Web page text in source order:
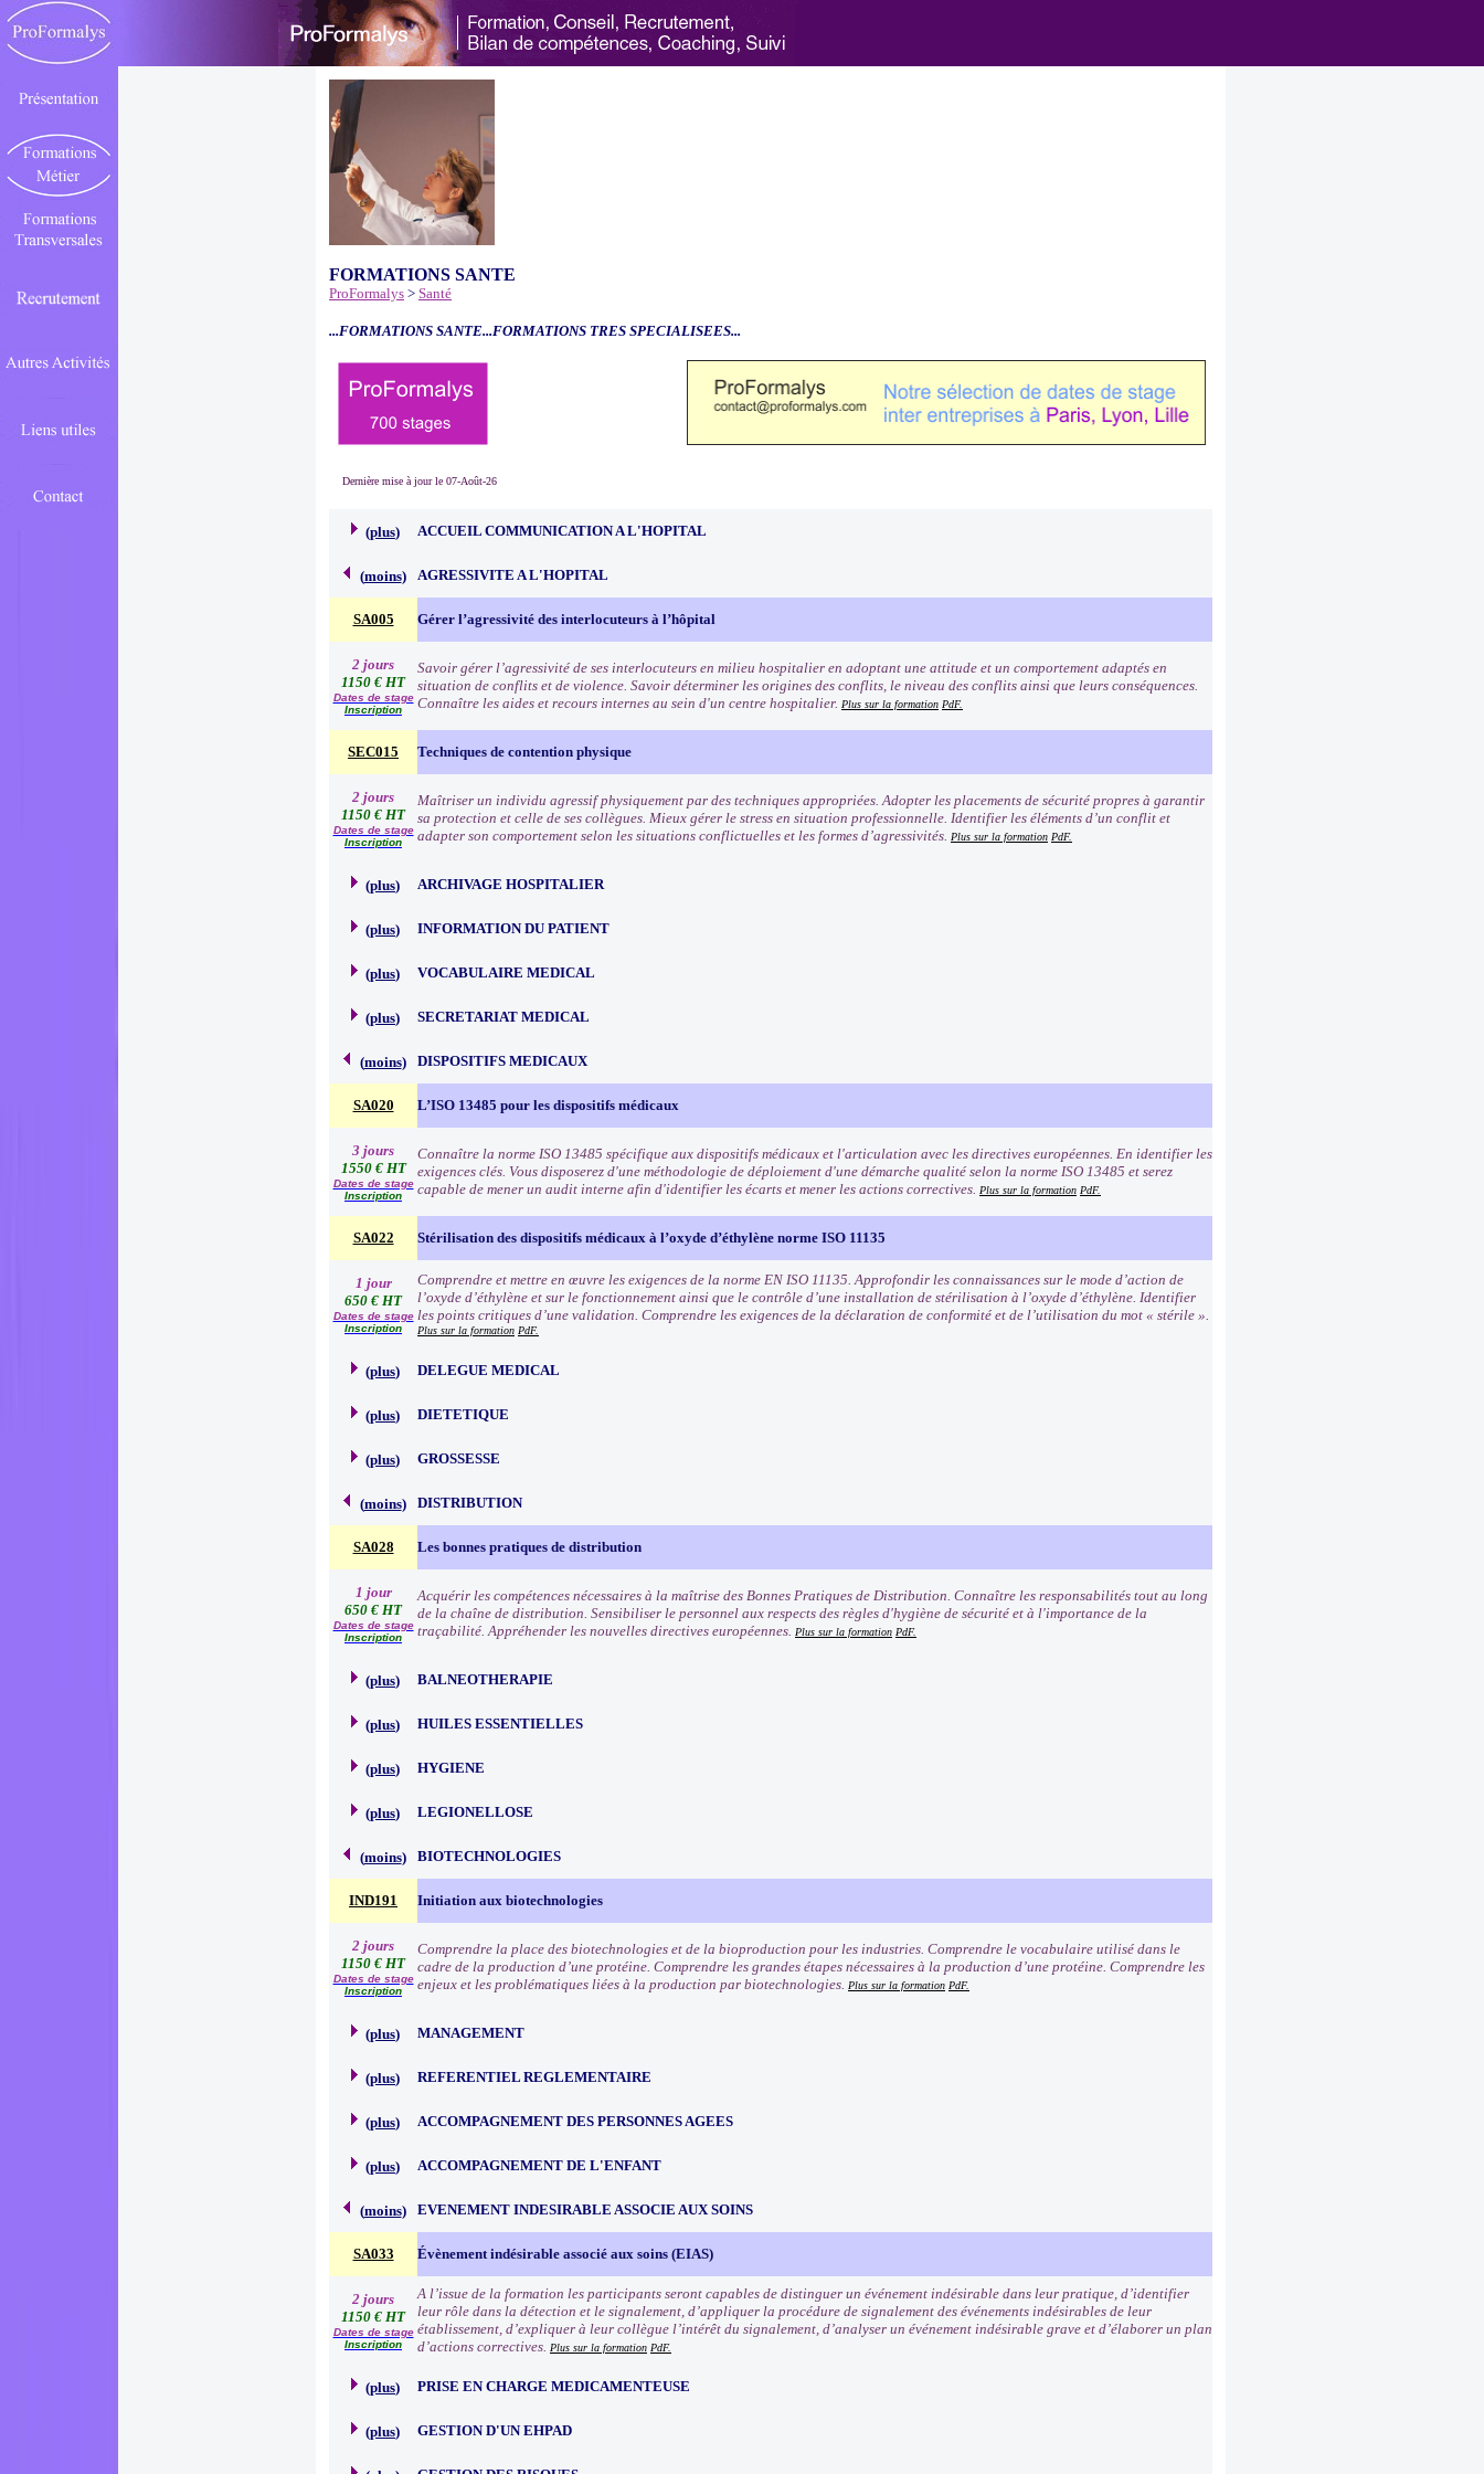
FORMATIONS SANTE
ProFormalys > Santé
...FORMATIONS SANTE...FORMATIONS TRES SPECIALISEES...
Dernière mise à jour le 07-Août-26
(plus) ACCUEIL COMMUNICATION A L'HOPITAL
(moins) AGRESSIVITE A L'HOPITAL
SA005 Gérer l’agressivité des interlocuteurs à l’hôpital
2 jours
1150 € HT
Dates de stage
Inscription
Savoir gérer l’agressivité de ses interlocuteurs en milieu hospitalier en adoptant une attitude et un comportement adaptés en
situation de conflits et de violence. Savoir déterminer les origines des conflits, le niveau des conflits ainsi que leurs conséquences.
Connaître les aides et recours internes au sein d'un centre hospitalier. Plus sur la formation PdF.
SEC015 Techniques de contention physique
2 jours
1150 € HT
Dates de stage
Inscription
Maîtriser un individu agressif physiquement par des techniques appropriées. Adopter les placements de sécurité propres à garantir
sa protection et celle de ses collègues. Mieux gérer le stress en situation professionnelle. Identifier les éléments d’un conflit et
adapter son comportement selon les situations conflictuelles et les formes d’agressivités. Plus sur la formation PdF.
(plus) ARCHIVAGE HOSPITALIER
(plus) INFORMATION DU PATIENT
(plus) VOCABULAIRE MEDICAL
(plus) SECRETARIAT MEDICAL
(moins) DISPOSITIFS MEDICAUX
SA020 L’ISO 13485 pour les dispositifs médicaux
3 jours
1550 € HT
Dates de stage
Inscription
Connaître la norme ISO 13485 spécifique aux dispositifs médicaux et l'articulation avec les directives européennes. En identifier les
exigences clés. Vous disposerez d'une méthodologie de déploiement d'une démarche qualité selon la norme ISO 13485 et serez
capable de mener un audit interne afin d'identifier les écarts et mener les actions correctives. Plus sur la formation PdF.
SA022 Stérilisation des dispositifs médicaux à l’oxyde d’éthylène norme ISO 11135
1 jour
650 € HT
Dates de stage
Inscription
Comprendre et mettre en œuvre les exigences de la norme EN ISO 11135. Approfondir les connaissances sur le mode d’action de
l’oxyde d’éthylène et sur le fonctionnement ainsi que le contrôle d’une installation de stérilisation à l’oxyde d’éthylène. Identifier
les points critiques d’une validation. Comprendre les exigences de la déclaration de conformité et de l’utilisation du mot « stérile ».
Plus sur la formation PdF.
(plus) DELEGUE MEDICAL
(plus) DIETETIQUE
(plus) GROSSESSE
(moins) DISTRIBUTION
SA028 Les bonnes pratiques de distribution
1 jour
650 € HT
Dates de stage
Inscription
Acquérir les compétences nécessaires à la maîtrise des Bonnes Pratiques de Distribution. Connaître les responsabilités tout au long
de la chaîne de distribution. Sensibiliser le personnel aux respects des règles d'hygiène de sécurité et à l'importance de la
traçabilité. Appréhender les nouvelles directives européennes. Plus sur la formation PdF.
(plus) BALNEOTHERAPIE
(plus) HUILES ESSENTIELLES
(plus) HYGIENE
(plus) LEGIONELLOSE
(moins) BIOTECHNOLOGIES
IND191 Initiation aux biotechnologies
2 jours
1150 € HT
Dates de stage
Inscription
Comprendre la place des biotechnologies et de la bioproduction pour les industries. Comprendre le vocabulaire utilisé dans le
cadre de la production d’une protéine. Comprendre les grandes étapes nécessaires à la production d’une protéine. Comprendre les
enjeux et les problématiques liées à la production par biotechnologies. Plus sur la formation PdF.
(plus) MANAGEMENT
(plus) REFERENTIEL REGLEMENTAIRE
(plus) ACCOMPAGNEMENT DES PERSONNES AGEES
(plus) ACCOMPAGNEMENT DE L'ENFANT
(moins) EVENEMENT INDESIRABLE ASSOCIE AUX SOINS
SA033 Évènement indésirable associé aux soins (EIAS)
2 jours
1150 € HT
Dates de stage
Inscription
A l’issue de la formation les participants seront capables de distinguer un événement indésirable dans leur pratique, d’identifier
leur rôle dans la détection et le signalement, d’appliquer la procédure de signalement des événements indésirables de leur
établissement, d’expliquer à leur collègue l’intérêt du signalement, d’analyser un événement indésirable grave et d’élaborer un plan
d’actions correctives. Plus sur la formation PdF.
(plus) PRISE EN CHARGE MEDICAMENTEUSE
(plus) GESTION D'UN EHPAD